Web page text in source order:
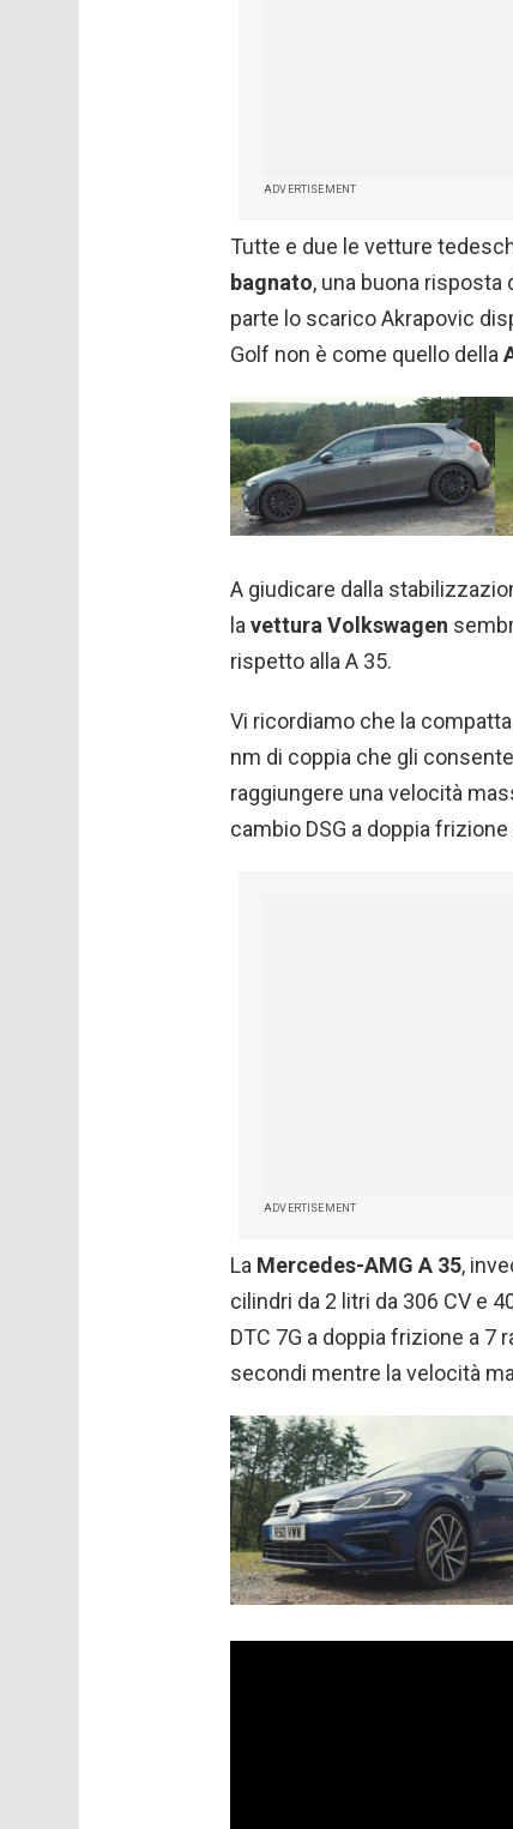
ADVERTISEMENT
Tutte e due le vetture
bagnato, una buona risposta
parte lo scarico Akrapovic
Golf non è come quello della
A giudicare dalla
lavettura Volkswagen
rispetto alla A 35.
Vi ricordiamo che la
nm di coppia che gli
raggiungere una velocità
cambio DSG a doppia frizione
ADVERTISEMENT
La Mercedes-AMG A 35,
cilindri da 2 litri da 306 CV e
DTC 7G a doppia frizione a 7
secondi mentre la velocità